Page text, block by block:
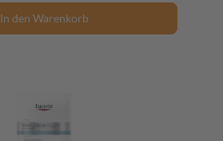
In den Warenkorb